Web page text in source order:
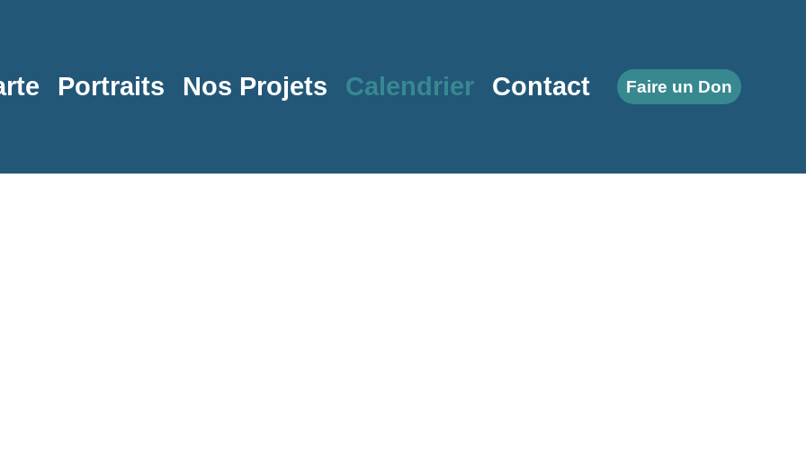
Portraits Nos Projets Calendrier Contact Faire un Don